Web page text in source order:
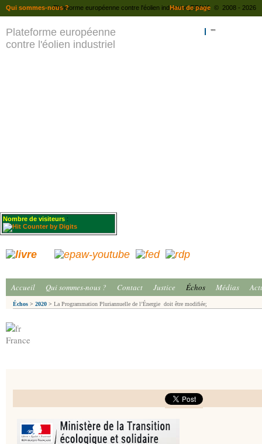
Plateforme européenne
contre l'éolien industriel
""
Nombre de visiteurs :
Accueil Qui sommes-nous ? Contact Justice Échos Médias
Échos > 2020 > La Programmation Pluriannuelle de l’Énergie doit être modifiée;
France
Plateforme européenne contre l'éolien industriel (EPAW) © 2008 - 2026
Haut de page
Qui sommes-nous ?